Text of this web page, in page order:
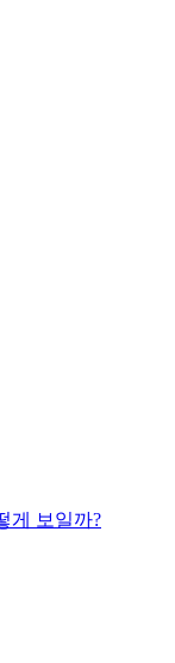
게 보일까?